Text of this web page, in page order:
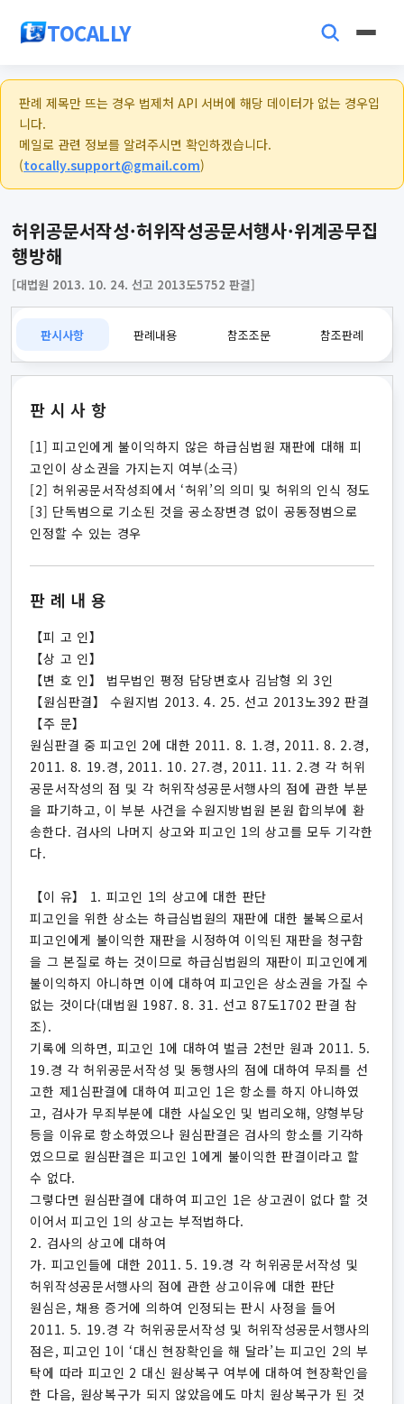
TOCALLY
판례 제목만 뜨는 경우 법제처 API 서버에 해당 데이터가 없는 경우입
니다.
메일로 관련 정보를 알려주시면 확인하겠습니다.
(tocally.support@gmail.com)
허위공문서작성·허위작성공문서행사·위계공무집
행방해
[대법원 2013. 10. 24. 선고 2013도5752 판결]
판시사항 판례내용 참조조문 참조판례
판시사항
[1] 피고인에게 불이익하지 않은 하급심법원 재판에 대해 피
고인이 상소권을 가지는지 여부(소극)
[2] 허위공문서작성죄에서 ‘허위’의 의미 및 허위의 인식 정도
[3] 단독범으로 기소된 것을 공소장변경 없이 공동정범으로
인정할 수 있는 경우
판례내용
【피 고 인】
【상 고 인】
【변 호 인】 법무법인 평정 담당변호사 김남형 외 3인
【원심판결】 수원지법 2013. 4. 25. 선고 2013노392 판결
【주 문】
원심판결 중 피고인 2에 대한 2011. 8. 1.경, 2011. 8. 2.경,
2011. 8. 19.경, 2011. 10. 27.경, 2011. 11. 2.경 각 허위
공문서작성의 점 및 각 허위작성공문서행사의 점에 관한 부분
을 파기하고, 이 부분 사건을 수원지방법원 본원 합의부에 환
송한다. 검사의 나머지 상고와 피고인 1의 상고를 모두 기각한
다.
【이 유】 1. 피고인 1의 상고에 대한 판단
피고인을 위한 상소는 하급심법원의 재판에 대한 불복으로서
피고인에게 불이익한 재판을 시정하여 이익된 재판을 청구함
을 그 본질로 하는 것이므로 하급심법원의 재판이 피고인에게
불이익하지 아니하면 이에 대하여 피고인은 상소권을 가질 수
없는 것이다(대법원 1987. 8. 31. 선고 87도1702 판결 참
조).
기록에 의하면, 피고인 1에 대하여 벌금 2천만 원과 2011. 5.
19.경 각 허위공문서작성 및 동행사의 점에 대하여 무죄를 선
고한 제1심판결에 대하여 피고인 1은 항소를 하지 아니하였
고, 검사가 무죄부분에 대한 사실오인 및 법리오해, 양형부당
등을 이유로 항소하였으나 원심판결은 검사의 항소를 기각하
였으므로 원심판결은 피고인 1에게 불이익한 판결이라고 할
수 없다.
그렇다면 원심판결에 대하여 피고인 1은 상고권이 없다 할 것
이어서 피고인 1의 상고는 부적법하다.
2. 검사의 상고에 대하여
가. 피고인들에 대한 2011. 5. 19.경 각 허위공문서작성 및
허위작성공문서행사의 점에 관한 상고이유에 대한 판단
원심은, 채용 증거에 의하여 인정되는 판시 사정을 들어
2011. 5. 19.경 각 허위공문서작성 및 허위작성공문서행사의
점은, 피고인 1이 ‘대신 현장확인을 해 달라’는 피고인 2의 부
탁에 따라 피고인 2 대신 원상복구 여부에 대하여 현장확인을
한 다음, 원상복구가 되지 않았음에도 마치 원상복구가 된 것